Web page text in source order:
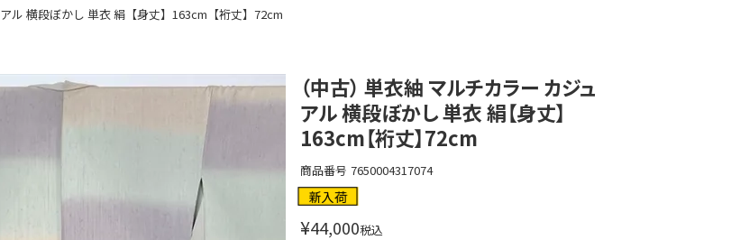
ル 横段ぼかし 単衣 絹【身丈】163cm【裄丈】72cm
（中古） 単衣紬 マルチカラー カジュ
アル 横段ぼかし 単衣 絹【身丈】
163cm【裄丈】72cm
商品番号 7650004317074
新入荷
¥44,000税込